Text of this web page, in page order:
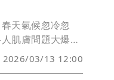
天氣候忽冷忽
肌膚問題大爆發
膚況，卻因氣溫
現泛紅、乾癢、
2026/03/13 12:00